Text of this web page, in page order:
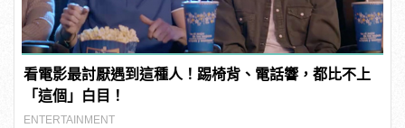
看電影最討厭遇到這種人！踢椅背、電話響，都比不上
「這個」白目！
ENTERTAINMENT